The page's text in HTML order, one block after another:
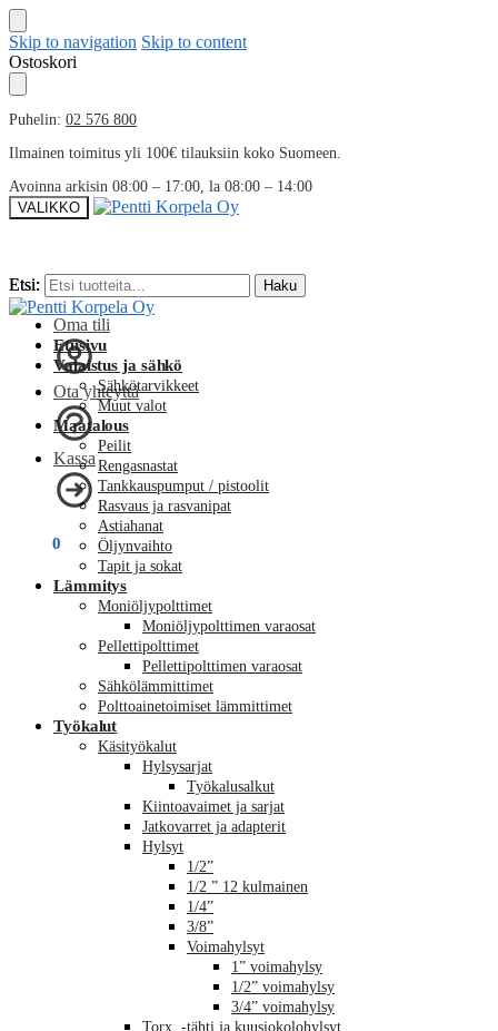
Skip to navigation Skip to content
Ostoskori
Puhelin: 02 576 800
Ilmainen toimitus yli 100€ tilauksiin koko Suomeen.
Avoinna arkisin 08:00 – 17:00, la 08:00 – 14:00
VALIKKO
Etsi: Haku
Oma tili
Ota yhteyttä
Kassa
0
Etsi: Haku
Etusivu
Valaistus ja sähkö
Sähkötarvikkeet
Muut valot
Maatalous
Peilit
Rengasnastat
Tankkauspumput / pistoolit
Rasvaus ja rasvanipat
Astiahanat
Öljynvaihto
Tapit ja sokat
Lämmitys
Moniöljypolttimet
Moniöljypolttimen varaosat
Pellettipolttimet
Pellettipolttimen varaosat
Sähkölämmittimet
Polttoainetoimiset lämmittimet
Työkalut
Käsityökalut
Hylsysarjat
Työkalusalkut
Kiintoavaimet ja sarjat
Jatkovarret ja adapterit
Hylsyt
1/2”
1/2 ” 12 kulmainen
1/4”
3/8”
Voimahylsyt
1” voimahylsy
1/2” voimahylsy
3/4” voimahylsy
Torx, -tähti ja kuusiokolohylsyt